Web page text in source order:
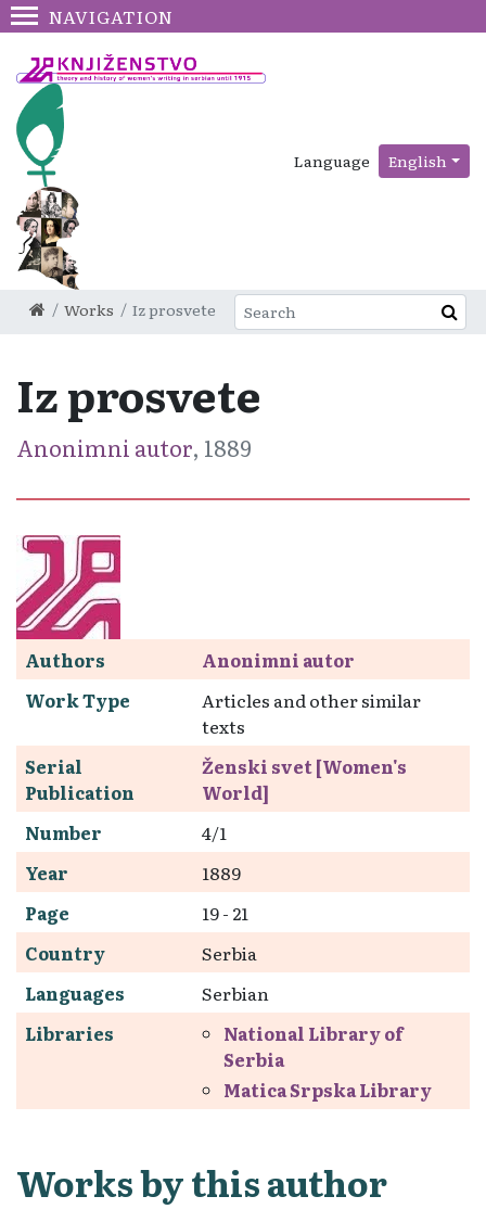
NAVIGATION
Language English
Works Iz prosvete
Iz prosvete
Anonimni autor, 1889
Authors
Anonimni autor
Work Type
Articles and other similar
texts
Serial
Publication
Ženski svet [Women's
World]
Number
4/1
Year
1889
Page
19 - 21
Country
Serbia
Languages
Serbian
Libraries
National Library of
Serbia
Matica Srpska Library
Works by this author